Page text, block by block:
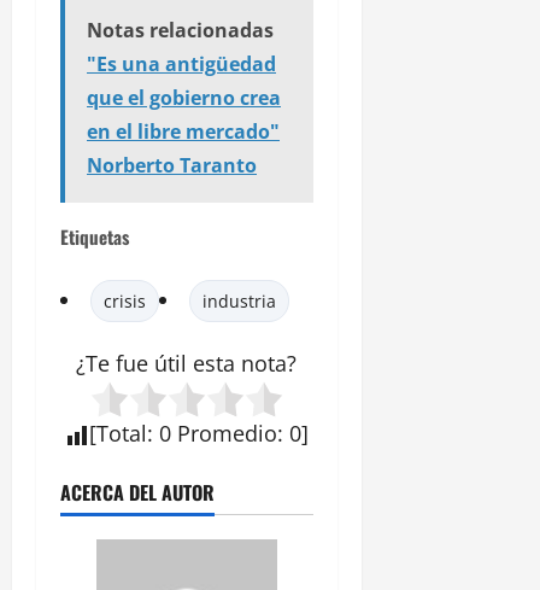
Notas relacionadas
"Es una antigüedad
que el gobierno crea
en el libre mercado"
Norberto Taranto
Etiquetas
crisis industria
¿Te fue útil esta nota?
[Total: 0 Promedio: 0]
ACERCA DEL AUTOR